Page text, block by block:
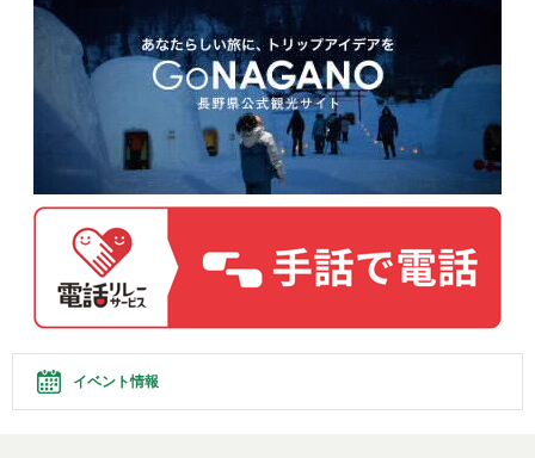
イベント情報